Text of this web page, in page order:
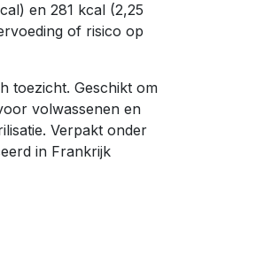
en 281 kcal (2,25
of risico op
toezicht. Geschikt om
volwassenen en
Verpakt onder
in Frankrijk